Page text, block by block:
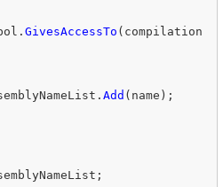
. GivesAccessTo ( compilation
. Add ( name );
;